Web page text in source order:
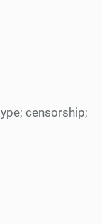
censorship;